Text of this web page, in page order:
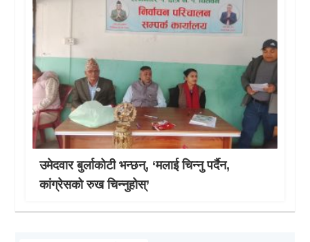
उमेदवार बुर्लाकोटी भन्छन्, ‘मलाई चिन्नु पर्दैन,
कांग्रेसको रुख चिन्नुहोस्’